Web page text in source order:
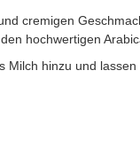
cremigen
hochwertigen
Milch hinzu und